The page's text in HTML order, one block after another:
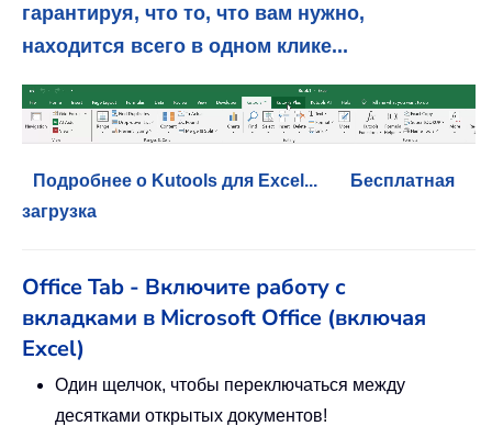
гарантируя, что то, что вам нужно,
находится всего в одном клике...
Подробнее о Kutools для Excel...
Бесплатная
загрузка
Office Tab - Включите работу с
вкладками в Microsoft Office (включая
Excel)
Один щелчок, чтобы переключаться между
десятками открытых документов!